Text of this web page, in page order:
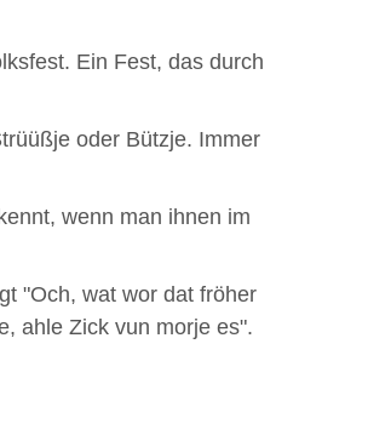
Ein Fest, das durch
oder Bützje. Immer
wenn man ihnen im
"Och, wat wor dat fröher
ahle Zick vun morje es".